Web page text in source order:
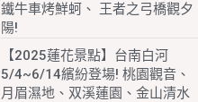
鐵牛車烤鮮蚵、 王者之弓橋觀夕
陽!
【2025蓮花景點】台南白河
5/4~6/14繽紛登場! 桃園觀音、
月眉濕地、双溪蓮園、金山清水